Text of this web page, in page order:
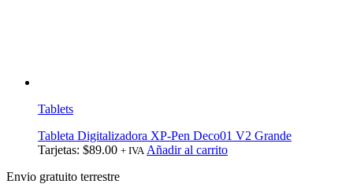
Tablets
Tableta Digitalizadora XP-Pen Deco01 V2 Grande
Tarjetas: $89.00 + IVA Añadir al carrito
Envio gratuito terrestre